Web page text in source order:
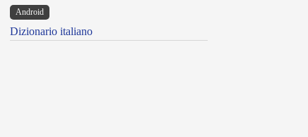
Android
Dizionario italiano